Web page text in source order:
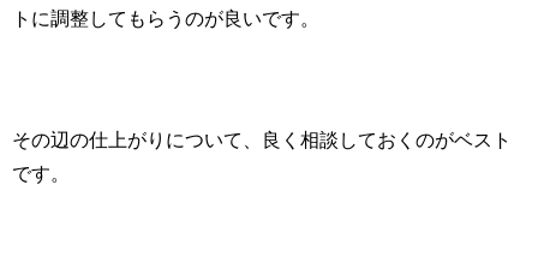
トに調整してもらうのが良いです。
その辺の仕上がりについて、良く相談しておくのがベスト
です。